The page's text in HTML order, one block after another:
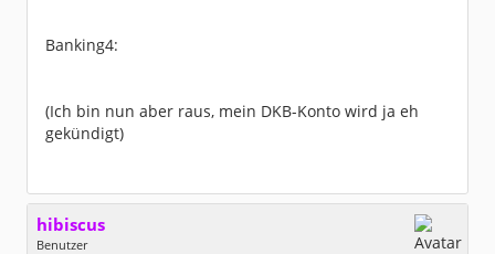
Banking4:
(Ich bin nun aber raus, mein DKB-Konto wird ja eh
gekündigt)
hibiscus
Benutzer